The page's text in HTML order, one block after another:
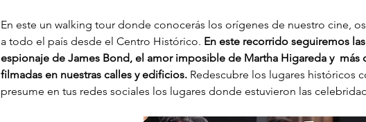
En este un walking tour donde conocerás los orígenes de nuestro cine,
a todo el país desde el Centro Histórico. En este recorrido seguiremos
espionaje de James Bond, el amor imposible de Martha Higareda y  más
filmadas en nuestras calles y edificios. Redescubre los lugares históricos
presume en tus redes sociales los lugares donde estuvieron las